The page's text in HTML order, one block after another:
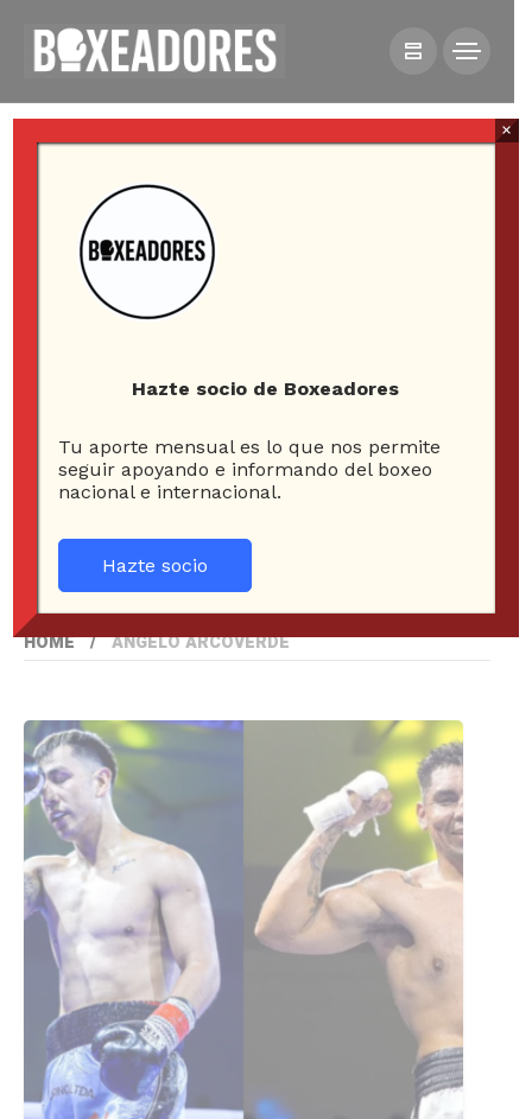
arcoverde
3
HOME ÁNGELO ARCOVERDE
Hazte socio de Boxeadores
Tu aporte mensual es lo que nos permite
seguir apoyando e informando del boxeo
nacional e internacional.
Hazte socio
×